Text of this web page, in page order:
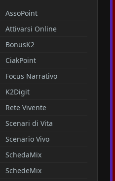
AssoPoint
Attivarsi Online
BonusK2
CiakPoint
Focus Narrativo
K2Digit
Rete Vivente
Scenari di Vita
Scenario Vivo
SchedaMix
SchedeMix